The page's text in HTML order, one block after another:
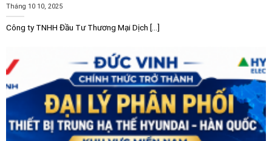
văn phòng có trần bê tông sơn lộ cơ điện (style
công nghiệp) hoặc trần nhôm không có hệ thống âm.
cung cấp ánh sáng tràn ngập, hỗ trợ hiệu quả công
Hành lang bệnh viện và trường học:Những khu vực
này thường ưu tiên sự sạch sẽ và dễ bảo trì. Việc
lắp nổi với khung chuyên dụng giúp việc thay thế,
kiểm tra driver đèn trở nên cực kỳ thuận tiện mà
Tháng 10 10, 2025
Công ty TNHH Đầu Tư Thương Mại Dịch [...]